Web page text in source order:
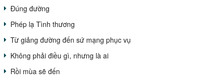
Đúng đường
Phép lạ Tình thương
Từ giảng đường đến sứ mạng phục vụ
Không phải điều gì, nhưng là ai
Rồi mùa sẽ đến